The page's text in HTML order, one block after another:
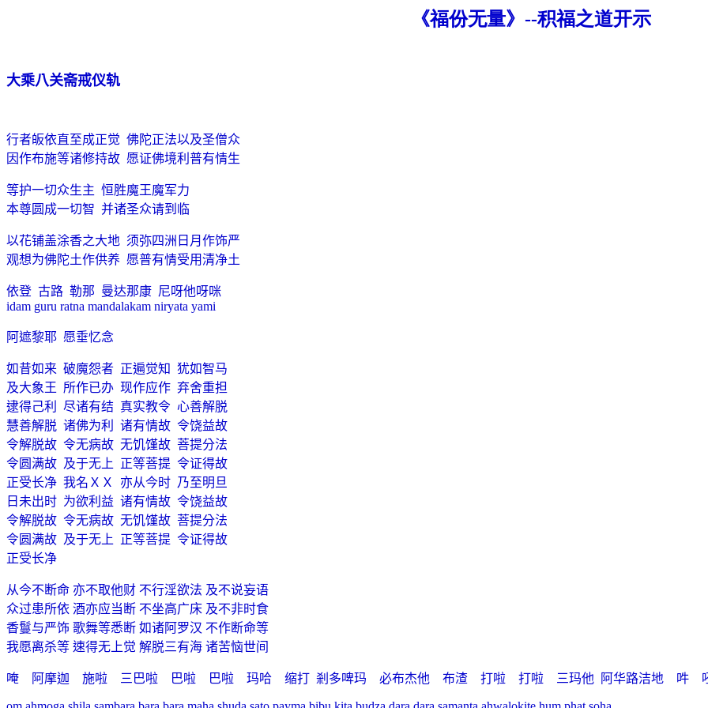
《福份无量》--积福之道开示
大乘八关斋戒仪轨
行者皈依直至成正觉 佛陀正法以及圣僧众
因作布施等诸修持故 愿证佛境利普有情生
等护一切众生主 恒胜魔王魔军力
本尊圆成一切智 并诸圣众请到临
以花铺盖涂香之大地 须弥四洲日月作饰严
观想为佛陀土作供养 愿普有情受用清净土
依登 古路 勒那 曼达那康 尼呀他呀咪
idam guru ratna mandalakam niryata yami
阿遮黎耶 愿垂忆念
如昔如来 破魔怨者 正遍觉知 犹如智马
及大象王
所作已办 现作应作 弃舍重担
逮得己利
尽诸有结 真实教令 心善解脱
慧善解脱 诸佛为利 诸有情故 令饶益故
令解脱故 令无病故 无饥馑故 菩提分法
令圆满故 及于无上 正等菩提 令证得故
正受长净 我名ＸＸ 亦从今时 乃至明旦
日未出时 为欲利益 诸有情故 令饶益故
令解脱故 令无病故 无饥馑故 菩提分法
令圆满故 及于无上 正等菩提 令证得故
正受长净
从今不断命 亦不取他财 不行淫欲法 及不说妄语
众过患所依 酒亦应当断 不坐高广床 及不非时食
香鬘与严饰 歌舞等悉断 如诸阿罗汉 不作断命等
我愿离杀等 速得无上觉 解脱三有海 诸苦恼世间
唵 阿摩迦 施啦 三巴啦 巴啦 巴啦 玛哈 缩打 剎多啤玛 必布杰他 布渣 打啦 打啦 三玛他 阿华路洁地 吽